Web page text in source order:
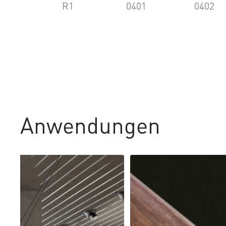
R1 0401 0402
Anwendungen